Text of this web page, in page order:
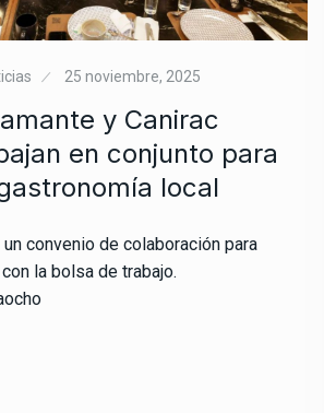
25 noviembre, 2025
y Canirac
en conjunto para
local
convenio de colaboración para
con la bolsa de trabajo.